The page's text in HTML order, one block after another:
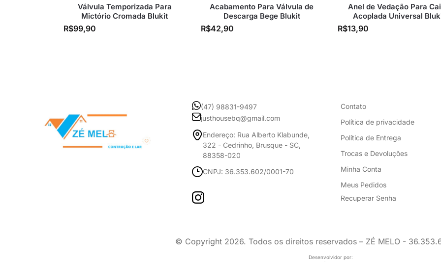
Válvula Temporizada Para
Mictório Cromada Blukit
R$99,90
Acabamento Para Válvula de
Descarga Bege Blukit
R$42,90
Anel de Vedação Para
Acoplada Universal
R$13,90
(47) 98831-9497
justhousebq@gmail.com
Endereço: Rua Alberto Klabunde,
322 - Cedrinho, Brusque - SC,
88358-020
CNPJ: 36.353.602/0001-70
Contato
Política de privacidade
Política de Entrega
Trocas e Devoluções
Minha Conta
Meus Pedidos
Recuperar Senha
© Copyright 2026. Todos os direitos reservados – ZÉ MELO -
Desenvolvidor por: